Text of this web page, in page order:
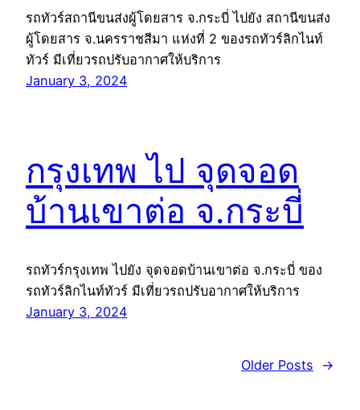
รถทัวร์สถานีขนส่งผู้โดยสาร จ.กระบี่ ไปยัง สถานีขนส่ง
ผู้โดยสาร จ.นครราชสีมา แห่งที่ 2 ของรถทัวร์ลิกไนท์
ทัวร์ มีเที่ยวรถปรับอากาศให้บริการ
January 3, 2024
กรุงเทพ ไป จุดจอด
บ้านเขาต่อ จ.กระบี่
รถทัวร์กรุงเทพ ไปยัง จุดจอดบ้านเขาต่อ จ.กระบี่ ของ
รถทัวร์ลิกไนท์ทัวร์ มีเที่ยวรถปรับอากาศให้บริการ
January 3, 2024
Older Posts →